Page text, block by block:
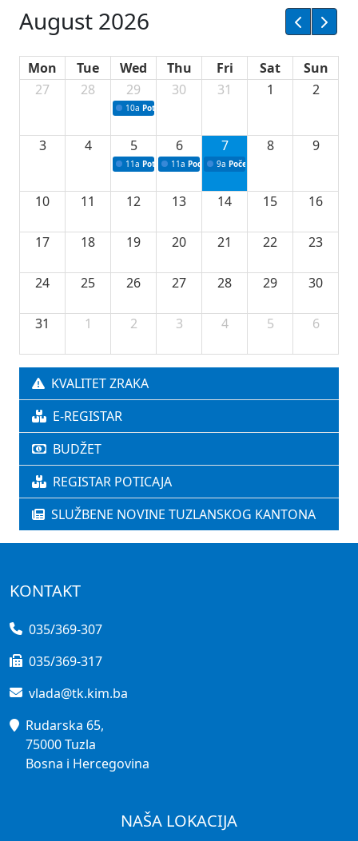
August 2026
Mon Tue Wed Thu Fri Sat
Sun
27
28 29
10a Potpisivanje ugovora sa neprofitnim
30 31 1 2
3 4 5
11a Potpisivanje ugovora o stipendijama za
6
11a Podrška razvoju vodne infrastrukture u
7
9a Početak izgradnje nove
8 9
10 11 12 13 14 15 16
17 18 19 20 21 22 23
24 25 26 27 28 29 30
31 1 2 3 4 5 6
KVALITET ZRAKA
E-REGISTAR
BUDŽET
REGISTAR POTICAJA
SLUŽBENE NOVINE TUZLANSKOG KANTONA
KONTAKT
035/369-307
035/369-317
vlada@tk.kim.ba
Rudarska 65,
75000 Tuzla
Bosna i Hercegovina
NAŠA LOKACIJA